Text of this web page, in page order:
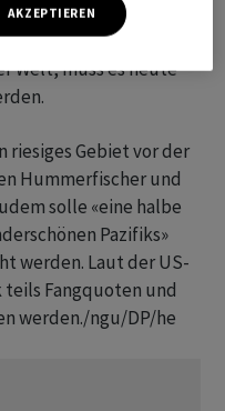
Massachusetts
als einer der
Welt, muss es heute
riesiges Gebiet vor der
Hummerfischer und
solle «eine halbe
Pazifiks»
werden. Laut der US-
teils Fangquoten und
werden./ngu/DP/he
AKZEPTIEREN